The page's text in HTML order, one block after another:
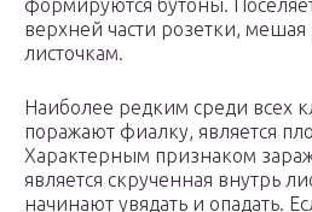
формируются бутоны.
верхней части розетки,
листочкам.
Наиболее редким среди всех
поражают фиалку, является
Характерным признаком
является скрученная внутрь
начинают увядать и опадать.